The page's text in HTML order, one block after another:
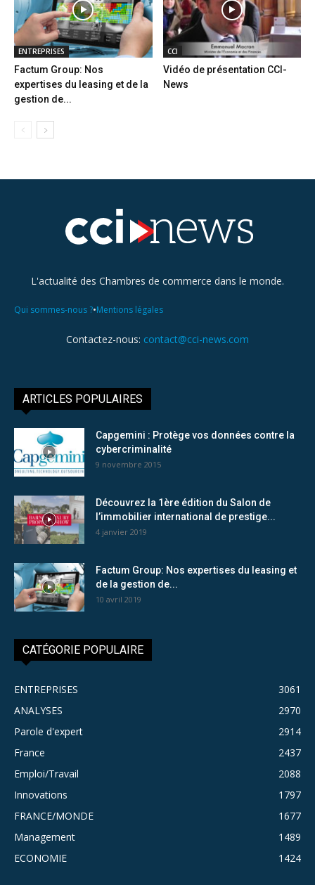
ENTREPRISES
Factum Group: Nos
expertises du leasing et de la
gestion de...
CCI
Vidéo de présentation CCI-
News
L'actualité des Chambres de commerce dans le monde.
Qui sommes-nous ?•Mentions légales
Contactez-nous: contact@cci-news.com
ARTICLES POPULAIRES
Capgemini : Protège vos données contre la
cybercriminalité
9 novembre 2015
Découvrez la 1ère édition du Salon de
l’immobilier international de prestige...
4 janvier 2019
Factum Group: Nos expertises du leasing et
de la gestion de...
10 avril 2019
CATÉGORIE POPULAIRE
ENTREPRISES
3061
ANALYSES
2970
Parole d'expert
2914
France
2437
Emploi/Travail
2088
Innovations
1797
FRANCE/MONDE
1677
Management
1489
ECONOMIE
1424